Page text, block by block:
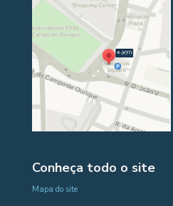
Conheça todo o site
Mapa do site